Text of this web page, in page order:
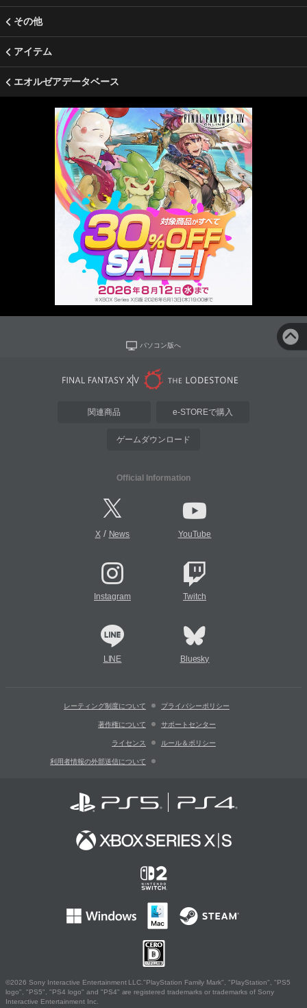
その他
アイテム
エオルゼアデータベース
パソコン版へ
関連商品 e-STOREで購入
ゲームダウンロード
Official Information
X/ News YouTube
Instagram Twitch
LINE Bluesky
レーティング制度について プライバシーポリシー
著作権について サポートセンター
ライセンス ルール＆ポリシー
利用者情報の外部送信について
©2026 Sony Interactive Entertainment LLC."PlayStation Family Mark", "PlayStation", "PS5
logo", "PS5", "PS4 logo" and "PS4" are registered trademarks or trademarks of Sony
Interactive Entertainment Inc.